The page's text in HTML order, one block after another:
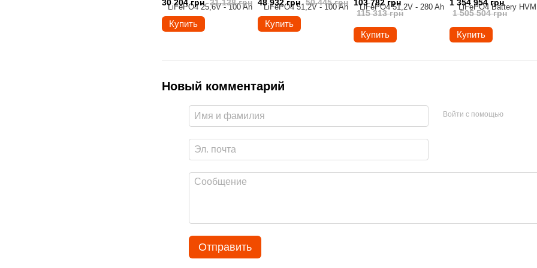
30 204 грн 31 138 грн
Купить
48 932 грн 50 445 грн
Купить
103 782 грн
115 313 грн
Купить
1 354 954 грн
1 505 504 грн
Купить
Новый комментарий
Войти с помощью
Отправить